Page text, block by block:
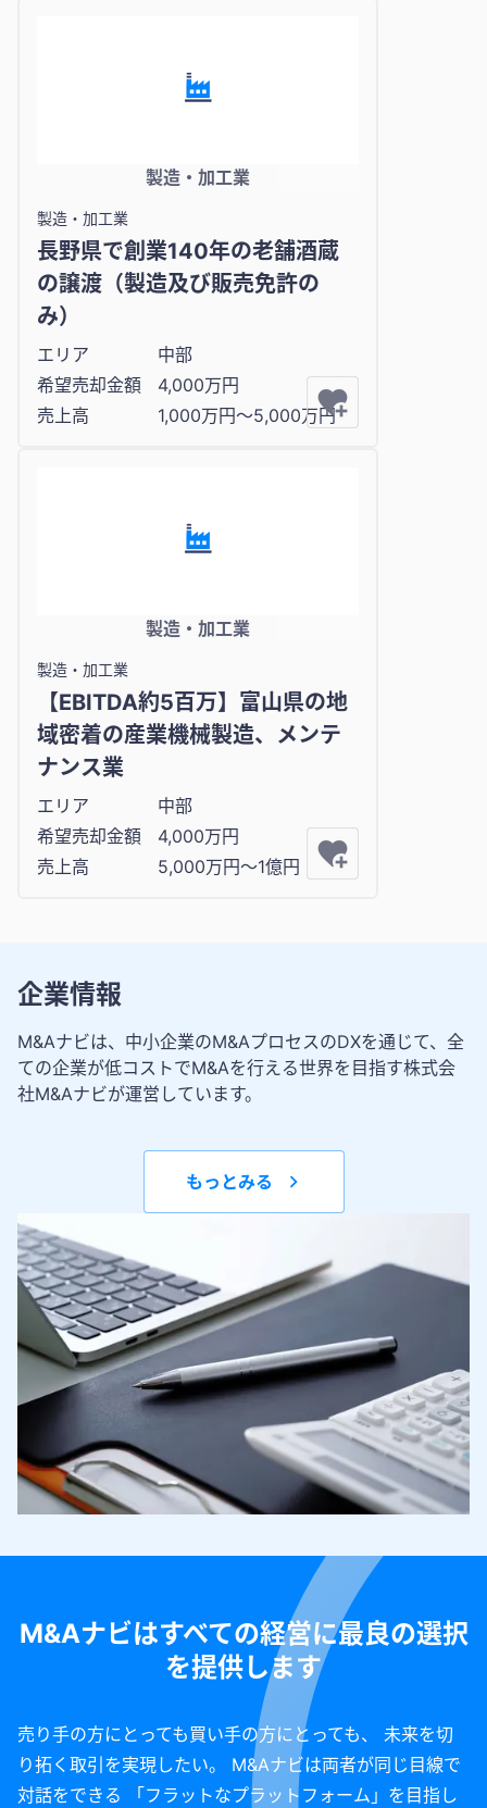
製造・加工業
製造・加工業
長野県で創業140年の老舗酒蔵
の譲渡（製造及び販売免許の
み）
エリア
中部
希望売却金額
4,000万円
売上高
1,000万円〜5,000万円
製造・加工業
製造・加工業
【EBITDA約5百万】富山県の地
域密着の産業機械製造、メンテ
ナンス業
エリア
中部
希望売却金額
4,000万円
売上高
5,000万円〜1億円
企業情報
M&Aナビは、中小企業のM&AプロセスのDXを通じて、全
ての企業が低コストでM&Aを行える世界を目指す株式会
社M&Aナビが運営しています。
もっとみる
M&Aナビはすべての経営に最良の選択
を提供します
売り手の方にとっても買い手の方にとっても、 未来を切
り拓く取引を実現したい。 M&Aナビは両者が同じ目線で
対話をできる 「フラットなプラットフォーム」を目指し